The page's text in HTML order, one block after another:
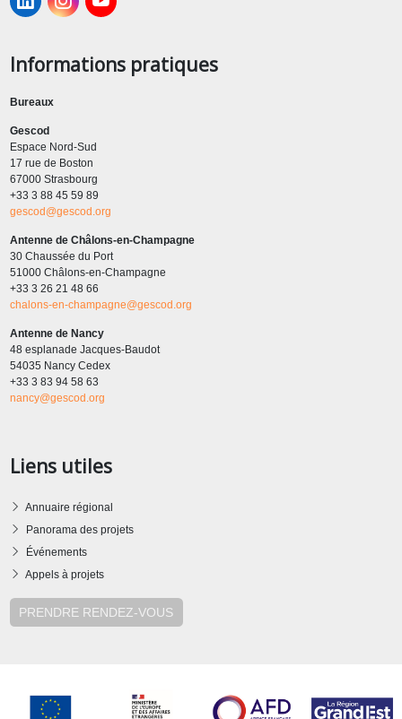
Informations pratiques
Bureaux
Gescod
Espace Nord-Sud
17 rue de Boston
67000 Strasbourg
+33 3 88 45 59 89
gescod@gescod.org
Antenne de Châlons-en-Champagne
30 Chaussée du Port
51000 Châlons-en-Champagne
+33 3 26 21 48 66
chalons-en-champagne@gescod.org
Antenne de Nancy
48 esplanade Jacques-Baudot
54035 Nancy Cedex
+33 3 83 94 58 63
nancy@gescod.org
Liens utiles
Annuaire régional
Panorama des projets
Événements
Appels à projets
PRENDRE RENDEZ-VOUS